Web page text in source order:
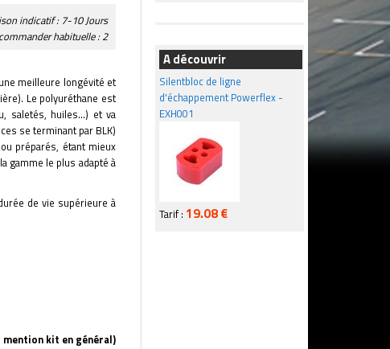
indicatif : 7-10 Jours
habituelle : 2
meilleure longévité et
Le polyuréthane est
saletés, huiles...) et va
se terminant par BLK)
préparés, étant mieux
gamme le plus adapté à
de vie supérieure à
kit en général)
A découvrir
Silentbloc de ligne
d'échappement Powerflex -
EXH001
Tarif : 19.08 €